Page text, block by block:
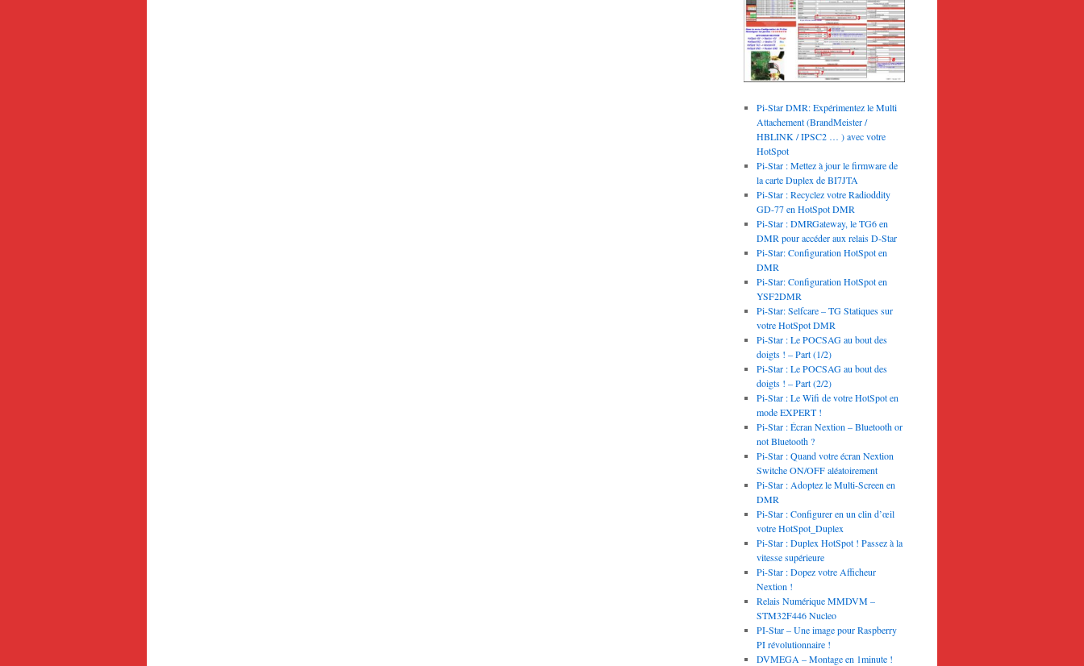
Pi-Star DMR: Expérimentez le Multi
Attachement (BrandMeister /
HBLINK / IPSC2 … ) avec votre
HotSpot
Pi-Star : Mettez à jour le firmware de
la carte Duplex de BI7JTA
Pi-Star : Recyclez votre Radioddity
GD-77 en HotSpot DMR
Pi-Star : DMRGateway, le TG6 en
DMR pour accéder aux relais D-Star
Pi-Star: Configuration HotSpot en
DMR
Pi-Star: Configuration HotSpot en
YSF2DMR
Pi-Star: Selfcare – TG Statiques sur
votre HotSpot DMR
Pi-Star : Le POCSAG au bout des
doigts ! – Part (1/2)
Pi-Star : Le POCSAG au bout des
doigts ! – Part (2/2)
Pi-Star : Le Wifi de votre HotSpot en
mode EXPERT !
Pi-Star : Écran Nextion – Bluetooth or
not Bluetooth ?
Pi-Star : Quand votre écran Nextion
Switche ON/OFF aléatoirement
Pi-Star : Adoptez le Multi-Screen en
DMR
Pi-Star : Configurer en un clin d’œil
votre HotSpot_Duplex
Pi-Star : Duplex HotSpot ! Passez à la
vitesse supérieure
Pi-Star : Dopez votre Afficheur
Nextion !
Relais Numérique MMDVM –
STM32F446 Nucleo
PI-Star – Une image pour Raspberry
PI révolutionnaire !
DVMEGA – Montage en 1minute !